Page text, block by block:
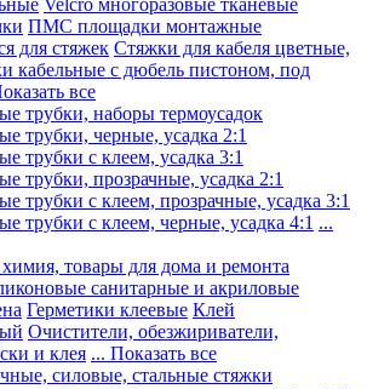
Velcro многоразовые тканевые
ПМС площадки монтажные
для стяжек Стяжки для кабеля цветные,
кабельные с дюбель пистоном, под
все
трубки, наборы термоусадок
трубки, черные, усадка 2:1
трубки с клеем, усадка 3:1
трубки, прозрачные, усадка 2:1
трубки с клеем, прозрачные, усадка 3:1
трубки с клеем, черные, усадка 4:1 ...
товары для дома и ремонта
санитарные и акриловые
Герметики клеевые Клей
Очистители, обезжириватели,
и клея ... Показать все
силовые, стальные стяжки